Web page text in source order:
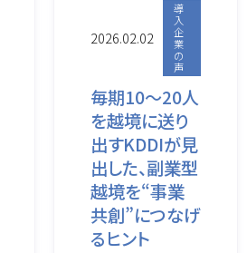
2026.02.02
導
入
企
業
の
声
毎期10～20人
を越境に送り
出すKDDIが見
出した、副業型
越境を“事業
共創”につなげ
るヒント